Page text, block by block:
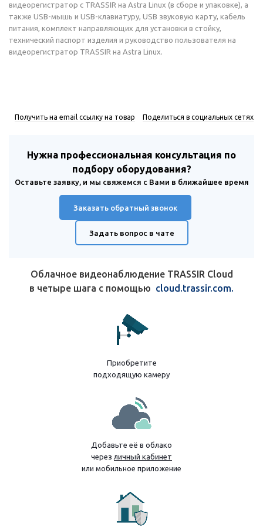
видеорегистратор с TRASSIR на Astra Linux (в сборе и упаковке), а
также USB-мышь и USB-клавиатуру, USB звуковую карту, кабель
питания, комплект направляющих для установки в стойку,
технический паспорт изделия и руководство пользователя на
видеорегистратор TRASSIR на Astra Linux.
Получить на email ссылку на товар Поделиться в социальных сетях
Нужна профессиональная консультация по
подбору оборудования?
Оставьте заявку, и мы свяжемся с Вами в ближайшее время
Заказать обратный звонок
Задать вопрос в чате
Облачное видеонаблюдение TRASSIR Cloud
в четыре шага с помощью cloud.trassir.com.
Приобретите
подходящую камеру
Добавьте её в облако
через личный кабинет
или мобильное приложение